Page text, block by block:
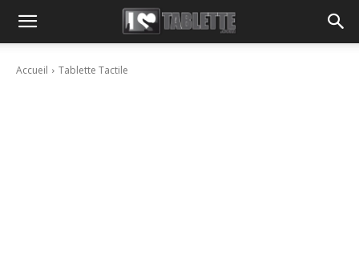
Accueil Tablette Tactile